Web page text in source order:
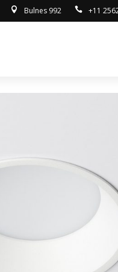
Bulnes 992 +11